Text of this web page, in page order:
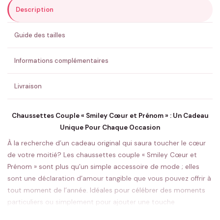
ENVOYER MA DEMANDE ✨
💚 Retour sous 24-48h🇫🇷 Flocage en France✅ Validation avant fabrication
Description
Guide des tailles
Informations complémentaires
Livraison
Chaussettes Couple « Smiley Cœur et Prénom » : Un Cadeau
Unique Pour Chaque Occasion
À la recherche d’un cadeau original qui saura toucher le cœur
de votre moitié? Les chaussettes couple « Smiley Cœur et
Prénom » sont plus qu’un simple accessoire de mode ; elles
sont une déclaration d’amour tangible que vous pouvez offrir à
tout moment de l’année. Idéales pour célébrer des moments
particuliers ou simplement pour ajouter une touche